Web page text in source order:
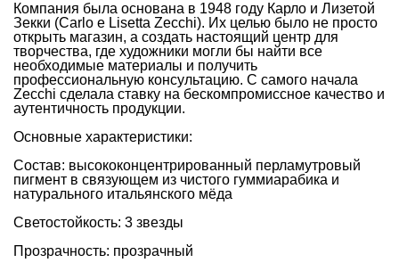
Компания была основана в 1948 году Карло и Лизетой
Зекки (Carlo e Lisetta Zecchi). Их целью было не просто
открыть магазин, а создать настоящий центр для
творчества, где художники могли бы найти все
необходимые материалы и получить
профессиональную консультацию. С самого начала
Zecchi сделала ставку на бескомпромиссное качество и
аутентичность продукции.
Основные характеристики:
Состав: высококонцентрированный перламутровый
пигмент в связующем из чистого гуммиарабика и
натурального итальянского мёда
Светостойкость: 3 звезды
Прозрачность: прозрачный